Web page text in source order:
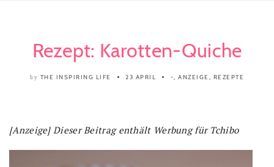
Rezept: Karotten-Quiche
by THE INSPIRING LIFE 23 APRIL -, ANZEIGE , REZEPTE
[Anzeige] Dieser Beitrag enthält Werbung für Tchibo